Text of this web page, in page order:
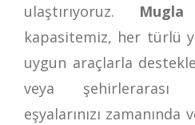
ulaştırıyoruz.
kapasitemiz, her türlü
uygun araçlarla
veya şehirlerarası
eşyalarınızı